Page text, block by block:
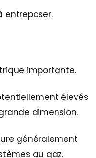
entreposer.
importante.
élevés
dimension.
généralement
au gaz.